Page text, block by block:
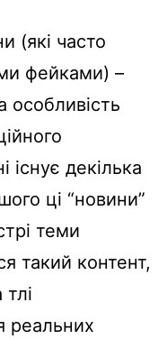
(які часто
фейками) –
особливість
існує декілька
ці “новини”
теми
такий контент,
реальних